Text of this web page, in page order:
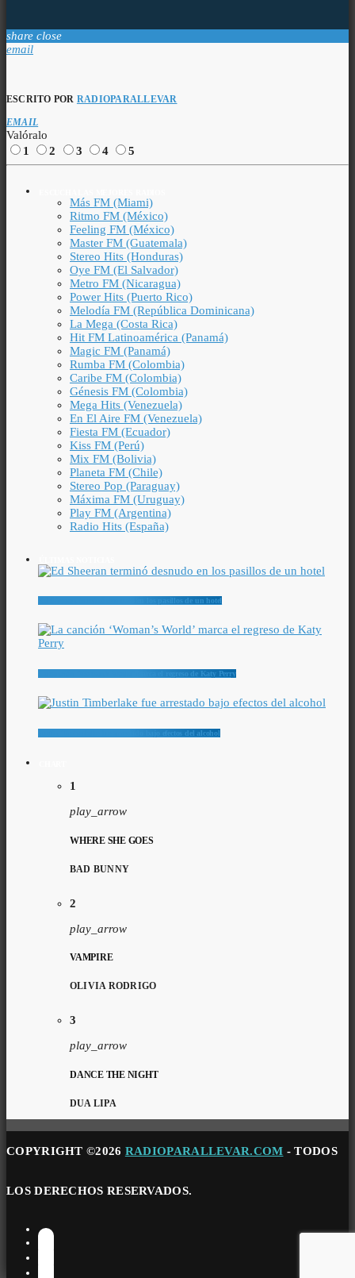
share close
email
ESCRITO POR RADIOPARALLEVAR
EMAIL
Valóralo
1
2 3 4 5
Más FM (Miami)
Ritmo FM (México)
Feeling FM (México)
Master FM (Guatemala)
Stereo Hits (Honduras)
Oye FM (El Salvador)
Metro FM (Nicaragua)
Power Hits (Puerto Rico)
Melodía FM (República Dominicana)
La Mega (Costa Rica)
Hit FM Latinoamérica (Panamá)
Magic FM (Panamá)
Rumba FM (Colombia)
Caribe FM (Colombia)
Génesis FM (Colombia)
Mega Hits (Venezuela)
En El Aire FM (Venezuela)
Fiesta FM (Ecuador)
Kiss FM (Perú)
Mix FM (Bolivia)
Planeta FM (Chile)
Stereo Pop (Paraguay)
Máxima FM (Uruguay)
Play FM (Argentina)
Radio Hits (España)
Ed Sheeran terminó desnudo en los pasillos de un hotel
La canción ‘Woman’s World’ marca el regreso de Katy Perry
Justin Timberlake fue arrestado bajo efectos del alcohol
1
play_arrow
WHERE SHE GOES
BAD BUNNY
2
play_arrow
VAMPIRE
OLIVIA RODRIGO
3
play_arrow
DANCE THE NIGHT
DUA LIPA
COPYRIGHT ©2026 RADIOPARALLEVAR.COM - TODOS
LOS DERECHOS RESERVADOS.